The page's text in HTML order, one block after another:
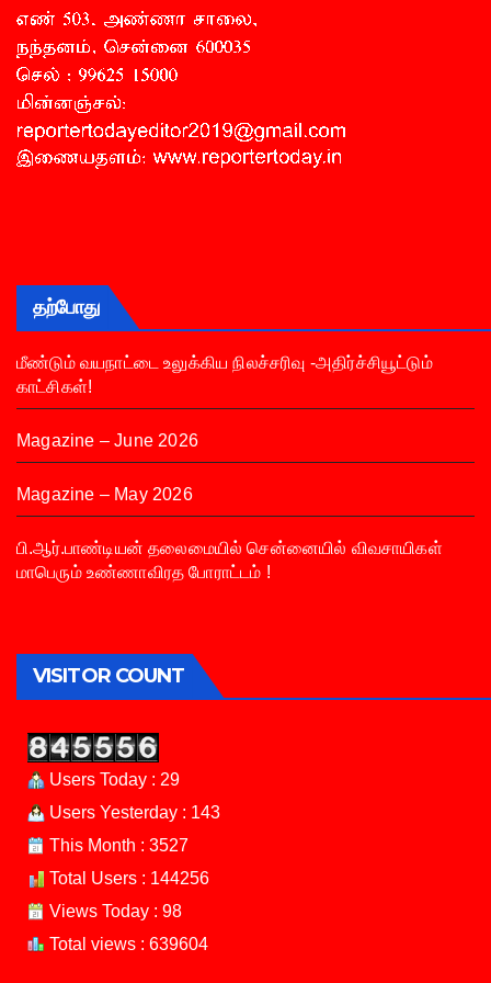
தற்போது
மீண்டும் வயநாட்டை உலுக்கிய நிலச்சரிவு -அதிர்ச்சியூட்டும்
காட்சிகள்!
Magazine – June 2026
Magazine – May 2026
பி.ஆர்.பாண்டியன் தலைமையில் சென்னையில் விவசாயிகள்
மாபெரும் உண்ணாவிரத போராட்டம் !
VISITOR COUNT
Users Today : 29
Users Yesterday : 143
This Month : 3527
Total Users : 144256
Views Today : 98
Total views : 639604